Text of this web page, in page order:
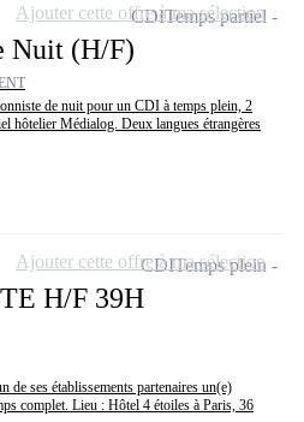
Nuit (H/F)
de nuit pour un CDI à temps plein, 2
hôtelier Médialog. Deux langues étrangères
CDITemps partiel
Ajouter cette offre à ma sélection
H/F 39H
ses établissements partenaires un(e)
complet. Lieu : Hôtel 4 étoiles à Paris, 36
CDITemps plein
Ajouter cette offre à ma sélection